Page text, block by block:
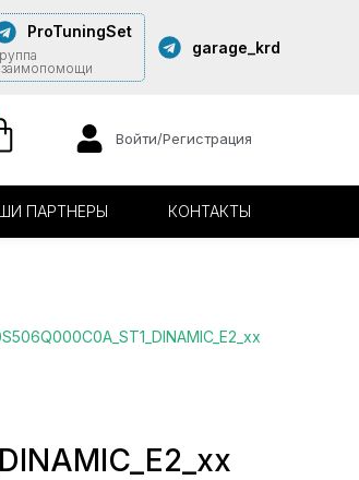
ProTuningSet
garage_krd
Войти/Регистрация
ПАРТНЕРЫ КОНТАКТЫ